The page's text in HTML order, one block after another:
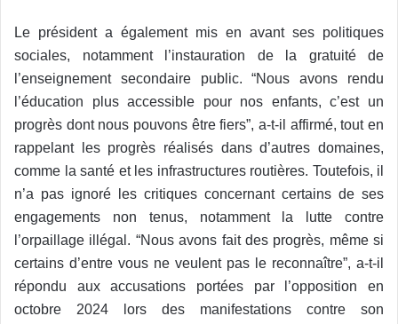
Le président a également mis en avant ses politiques
sociales, notamment l’instauration de la gratuité de
l’enseignement secondaire public. “Nous avons rendu
l’éducation plus accessible pour nos enfants, c’est un
progrès dont nous pouvons être fiers”, a-t-il affirmé, tout en
rappelant les progrès réalisés dans d’autres domaines,
comme la santé et les infrastructures routières. Toutefois, il
n’a pas ignoré les critiques concernant certains de ses
engagements non tenus, notamment la lutte contre
l’orpaillage illégal. “Nous avons fait des progrès, même si
certains d’entre vous ne veulent pas le reconnaître”, a-t-il
répondu aux accusations portées par l’opposition en
octobre 2024 lors des manifestations contre son